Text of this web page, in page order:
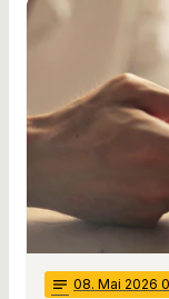
notes 08. Mai 2026